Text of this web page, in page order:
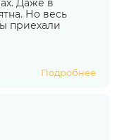
Даже в
Но весь
приехали
Подробнее